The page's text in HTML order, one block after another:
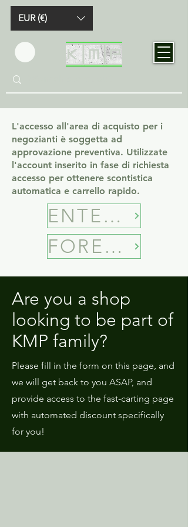
EUR (€)
L'accesso all'area di acquisto per i
negozianti è soggetta ad
approvazione preventiva. Utilizzate
l'account inserito in fase di richiesta
accesso per ottenere scontistica
automatica e carrello rapido.
ENTER B2B SHOP
FORECASTING
Are you a shop
looking to be part of
KMP family?
Please fill in the form on this page, and
we will get back to you ASAP, and
provide access to the fast-carting page
with automated discount specifically
for you!